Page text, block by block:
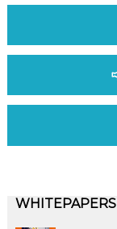
WHITEPAPERS